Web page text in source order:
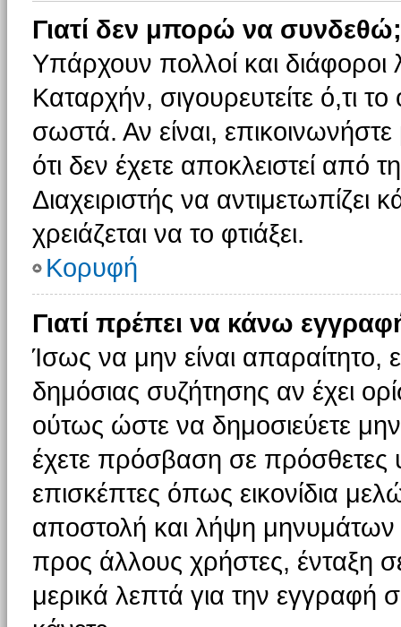
Γιατί δεν μπορώ να συνδεθώ;
Υπάρχουν πολλοί και
Καταρχήν, σιγουρευτείτε ό,τι
σωστά. Αν είναι, επικοινωνήστε
ότι δεν έχετε αποκλειστεί από
Διαχειριστής να αντιμετωπίζει
χρειάζεται να το φτιάξει.
Κορυφή
Γιατί πρέπει να κάνω
Ίσως να μην είναι απαραίτητο,
δημόσιας συζήτησης αν έχει
ούτως ώστε να δημοσιεύετε
έχετε πρόσβαση σε πρόσθετες
επισκέπτες όπως εικονίδια
αποστολή και λήψη μηνυμάτων
προς άλλους χρήστες, ένταξη
μερικά λεπτά για την